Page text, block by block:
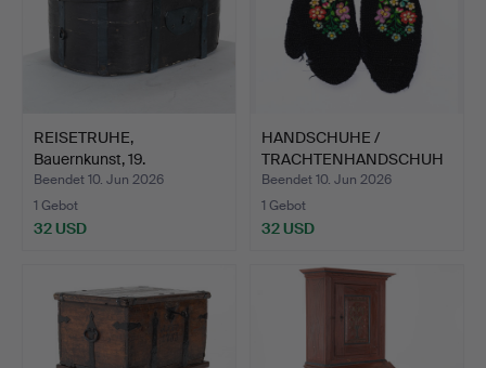
REISETRUHE,
Bauernkunst, 19.
Jahrhundert.
Beendet 10. Jun 2026
1 Gebot
32 USD
HANDSCHUHE /
TRACHTENHANDSCHUH
E, handbesti…
Beendet 10. Jun 2026
1 Gebot
32 USD